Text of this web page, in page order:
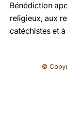
Bénédiction
religieux, aux
catéchistes et
©